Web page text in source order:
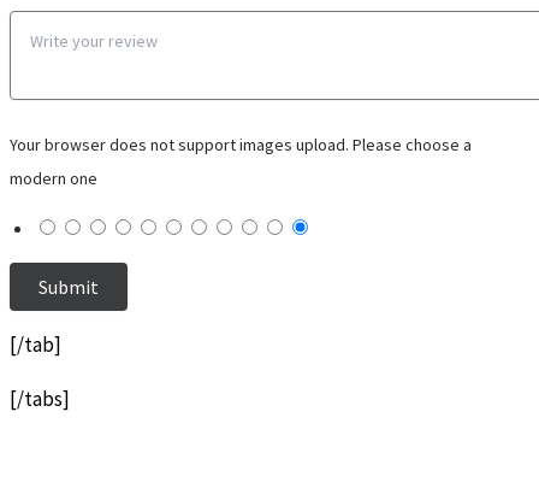
Your browser does not support images upload. Please choose a
modern one
[/tab]
[/tabs]